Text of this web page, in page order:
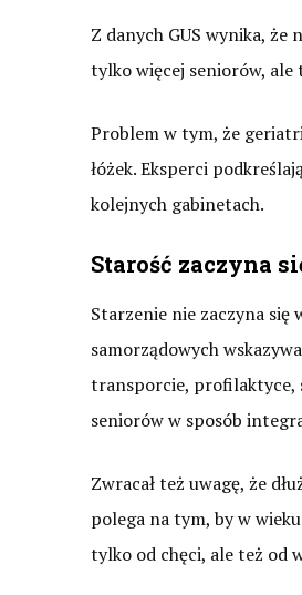
Z danych GUS wynika, że
tylko więcej seniorów,
Problem w tym, że
łóżek. Eksperci
kolejnych gabinetach.
Starość zaczyna
Starzenie nie zaczyna się
samorządowych
transporcie, profilaktyce,
seniorów w sposób
Zwracał też uwagę, że
polega na tym, by w
tylko od chęci, ale też od